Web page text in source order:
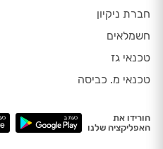
חברת ניקיון
חשמלאים
טכנאי גז
טכנאי מ. כביסה
הורידו את
האפליקציה שלנו